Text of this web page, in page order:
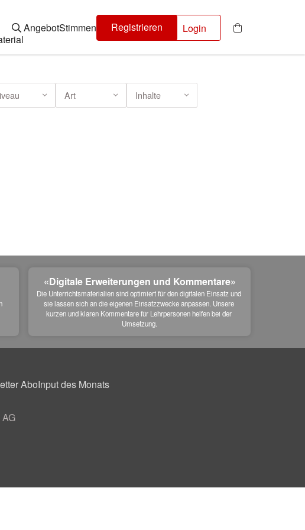
AngebotStimmen Registrieren Login
Art Inhalte
«Digitale Erweiterungen und Kommentare»
Die Unterrichtsmaterialien sind optimiert für den digitalen Einsatz und
sie lassen sich an die eigenen Einsatzzwecke anpassen. Unsere
kurzen und klaren Kommentare für Lehrpersonen helfen bei der
Umsetzung.
AboInput des Monats